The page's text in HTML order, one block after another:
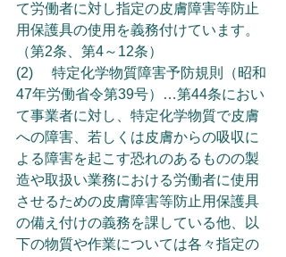
て労働者に対し指定の皮膚障害等防止
用保護具の使用を義務付けています。
（第2条、第4～12条）
(2)	特定化学物質障害予防規則（昭和
47年労働省令第39号）…第44条におい
て事業者に対し、特定化学物質で皮膚
への障害、若しくは皮膚からの吸収に
よる障害を起こす恐れのあるものの製
造や取扱い業務における労働者に使用
させるための皮膚障害等防止用保護具
の備え付けの義務を課している他、以
下の物質や作業については各々指定の